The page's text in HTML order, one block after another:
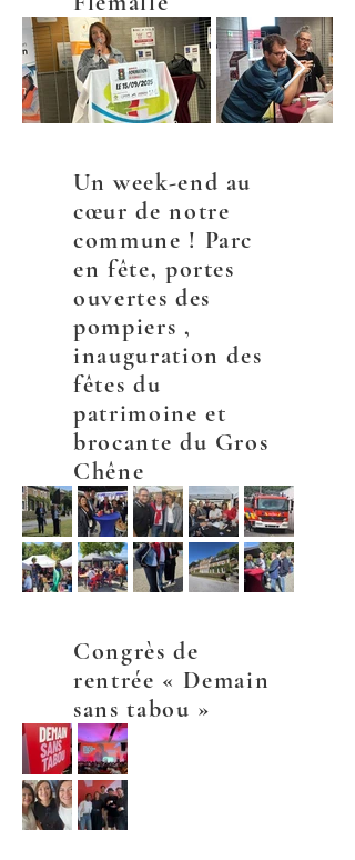
Un week-end au
cœur de notre
commune ! Parc
en fête, portes
ouvertes des
pompiers ,
inauguration des
fêtes du
patrimoine et
brocante du Gros
Chêne
Congrès de
rentrée « Demain
sans tabou »